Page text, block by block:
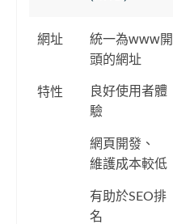
網址
統一為www開
頭的網址
特性
良好使用者體
驗
網頁開發、
維護成本較低
有助於SEO排
名